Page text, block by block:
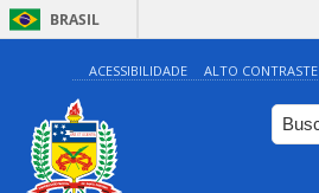
BRASIL
ACESSIBILIDADE ALTO CONTRASTE